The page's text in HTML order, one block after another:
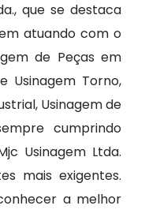
que se destaca
atuando com o
de Peças em
Usinagem Torno,
Usinagem de
cumprindo
Usinagem Ltda.
mais exigentes.
a melhor